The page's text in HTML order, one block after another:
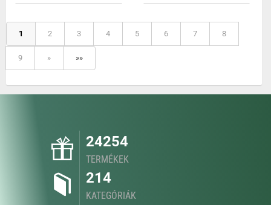
1 2 3 4 5 6 7 8
9 » »»
24254
TERMÉKEK
214
KATEGÓRIÁK